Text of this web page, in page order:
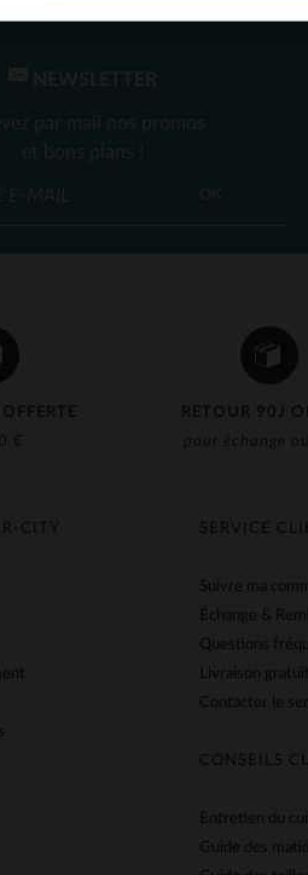
36 37
€
RETOUR 90J
pour échange
NEWSLETTER
par mail nos promos
et bons plans !
OK
SERVICE
Suivre ma
Échange &
Questions
Livraison
Contacter le
CONSEILS
Entretien du
Guide des
CITY